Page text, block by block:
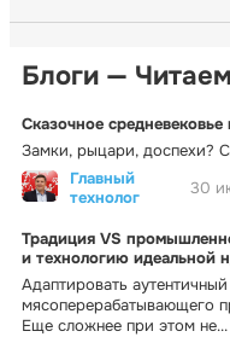
Блоги —
Сказочное средневековье
Замки, рыцари, доспехи?
Главный
технолог
30
Традиция VS
и технологию идеальной
Адаптировать
мясоперерабатывающего
Еще сложнее при этом не...